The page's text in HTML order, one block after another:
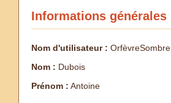
Informations générales
Nom d'utilisateur : OrfèvreSombre
Nom : Dubois
Prénom : Antoine